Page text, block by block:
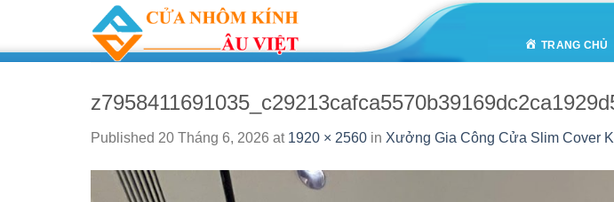
content
TRANG CHỦ
Published 20 Tháng 6, 2026 at 1920 × 2560 in Xưởng Gia Công Cửa Slim Cover